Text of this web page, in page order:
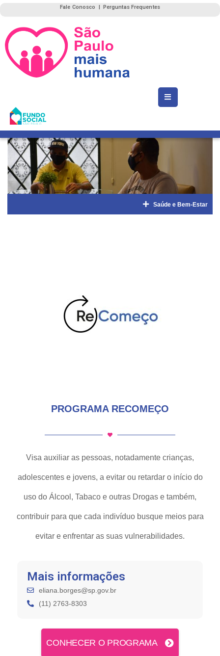
Fale Conosco | Perguntas Frequentes
Saúde e Bem-Estar
PROGRAMA RECOMEÇO
Visa auxiliar as pessoas, notadamente crianças,
adolescentes e jovens, a evitar ou retardar o início do
uso do Álcool, Tabaco e outras Drogas e também,
contribuir para que cada indivíduo busque meios para
evitar e enfrentar as suas vulnerabilidades.
Mais informações
eliana.borges@sp.gov.br
(11) 2763-8303
CONHECER O PROGRAMA